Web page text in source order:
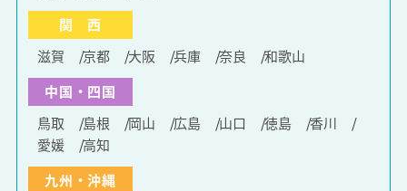
関 西
滋賀
京都 大阪 兵庫 奈良
和歌山
中国・四国
鳥取
島根 岡山 広島 山口 徳島
香川
愛媛
高知
九州・沖縄